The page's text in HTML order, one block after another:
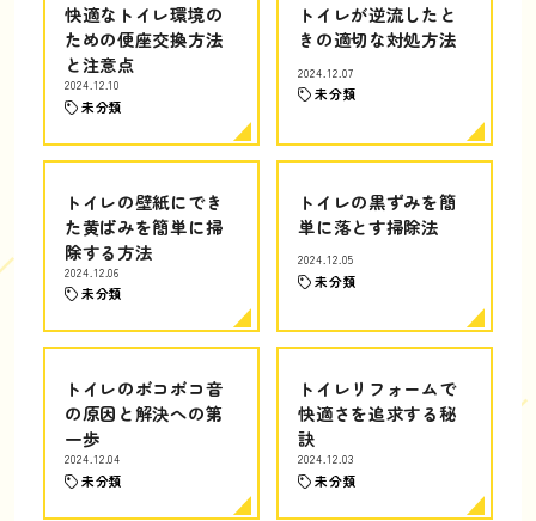
快適なトイレ環境の
ための便座交換方法
と注意点
2024.12.10
未分類
トイレが逆流したと
きの適切な対処方法
2024.12.07
未分類
トイレの壁紙にでき
た黄ばみを簡単に掃
除する方法
2024.12.06
未分類
トイレの黒ずみを簡
単に落とす掃除法
2024.12.05
未分類
トイレのボコボコ音
の原因と解決への第
一歩
2024.12.04
未分類
トイレリフォームで
快適さを追求する秘
訣
2024.12.03
未分類